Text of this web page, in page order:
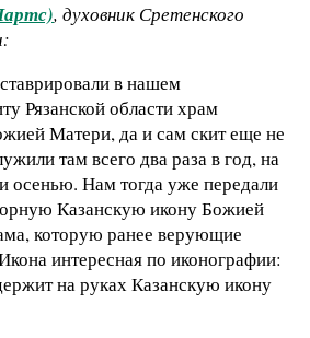
, духовник Сретенского
в нашем
Рязанской области храм
Матери, да и сам скит еще не
там всего два раза в год, на
осенью. Нам тогда уже передали
Казанскую икону Божией
которую ранее верующие
интересная по иконографии:
на руках Казанскую икону